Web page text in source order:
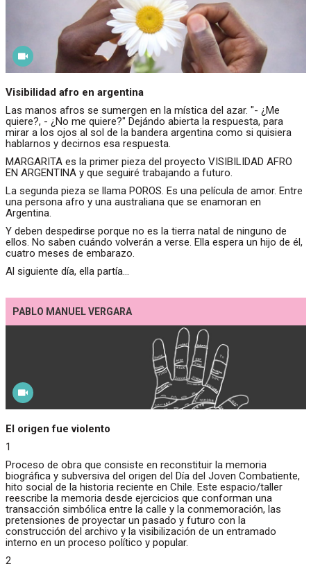
Visibilidad afro en argentina
Las manos afros se sumergen en la mística del azar. "- ¿Me
quiere?, - ¿No me quiere?" Dejándo abierta la respuesta, para
mirar a los ojos al sol de la bandera argentina como si quisiera
hablarnos y decirnos esa respuesta.
MARGARITA es la primer pieza del proyecto VISIBILIDAD AFRO
EN ARGENTINA y que seguiré trabajando a futuro.
La segunda pieza se llama POROS. Es una película de amor. Entre
una persona afro y una australiana que se enamoran en
Argentina.
Y deben despedirse porque no es la tierra natal de ninguno de
ellos. No saben cuándo volverán a verse. Ella espera un hijo de él,
cuatro meses de embarazo.
Al siguiente día, ella partía…
PABLO MANUEL VERGARA
El origen fue violento
1
Proceso de obra que consiste en reconstituir la memoria
biográfica y subversiva del origen del Día del Joven Combatiente,
hito social de la historia reciente en Chile. Este espacio/taller
reescribe la memoria desde ejercicios que conforman una
transacción simbólica entre la calle y la conmemoración, las
pretensiones de proyectar un pasado y futuro con la
construcción del archivo y la visibilización de un entramado
interno en un proceso político y popular.
2